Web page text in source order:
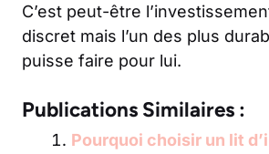
C’est peut-être
discret mais l’un des plus
puisse faire pour lui.
Publications Similaires :
Pourquoi choisir un lit